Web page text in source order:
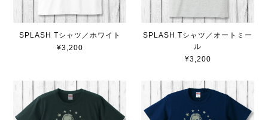
SPLASH Tシャツ／ホワイト
¥3,200
SPLASH Tシャツ／オートミー
ル
¥3,200